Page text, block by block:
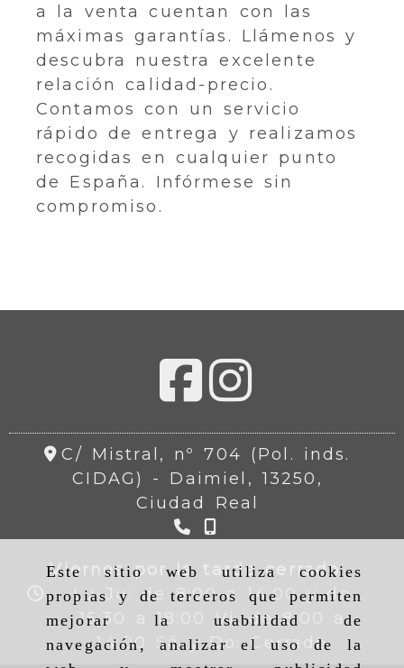
Este sitio web utiliza cookies
propias y de terceros que permiten
mejorar la usabilidad de
navegación, analizar el uso de la
a la venta cuentan con las
máximas garantías. Llámenos y
descubra nuestra excelente
relación calidad-precio.
Contamos con un servicio
rápido de entrega y realizamos
recogidas en cualquier punto
de España. Infórmese sin
compromiso.
C/ Mistral, nº 704 (Pol. inds.
CIDAG) - Daimiel,13250,
Ciudad Real
Viernes por la tarde cerrado.
Lu-Ju: de 8:00 a 14:00 y de
15:30 a 18:00 Vi: de 8:00 a
14:00 Sá y Do: Cerrado